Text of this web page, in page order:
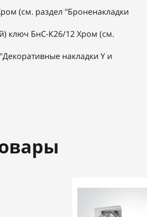
(см. раздел "Броненакладки
ключ БнС-К26/12 Хром (см.
накладки Y и